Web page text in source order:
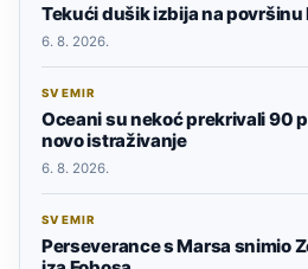
Tekući dušik izbija na površinu
6. 8. 2026.
SVEMIR
Oceani su nekoć prekrivali 90
novo istraživanje
6. 8. 2026.
SVEMIR
Perseverance s Marsa snimio